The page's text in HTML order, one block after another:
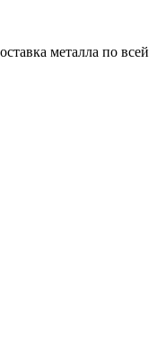
металла по всей